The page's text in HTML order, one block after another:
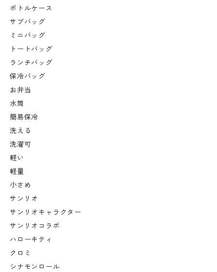
ボトルケース
サブバッグ
ミニバッグ
トートバッグ
ランチバッグ
保冷バッグ
お弁当
水筒
簡易保冷
洗える
洗濯可
軽い
軽量
小さめ
サンリオ
サンリオキャラクター
サンリオコラボ
ハローキティ
クロミ
シナモンロール